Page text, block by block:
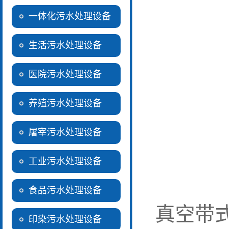
一体化污水处理设备
生活污水处理设备
医院污水处理设备
养殖污水处理设备
屠宰污水处理设备
工业污水处理设备
食品污水处理设备
印染污水处理设备
真空带